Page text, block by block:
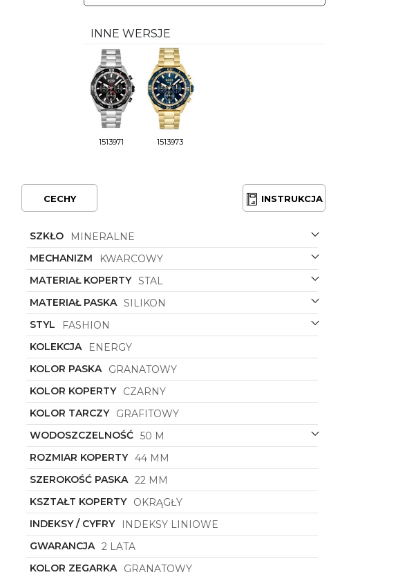
INNE WERSJE
1513971 1513973
CECHY INSTRUKCJA
SZKŁO
MINERALNE
MECHANIZM
KWARCOWY
MATERIAŁ KOPERTY STAL
MATERIAŁ PASKA SILIKON
STYL
FASHION
KOLEKCJA
ENERGY
KOLOR PASKA
GRANATOWY
KOLOR KOPERTY
CZARNY
KOLOR TARCZY
GRAFITOWY
WODOSZCZELNOŚĆ 50 M
ROZMIAR KOPERTY 44 MM
SZEROKOŚĆ PASKA 22 MM
KSZTAŁT KOPERTY
OKRĄGŁY
INDEKSY / CYFRY
INDEKSY LINIOWE
GWARANCJA 2 LATA
KOLOR ZEGARKA
GRANATOWY